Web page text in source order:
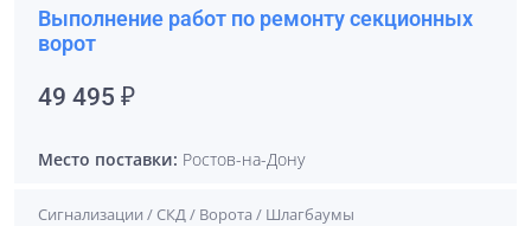
Выполнение работ по ремонту секционных
ворот
49 495 ₽
Место поставки: Ростов-на-Дону
Сигнализации / СКД / Ворота / Шлагбаумы